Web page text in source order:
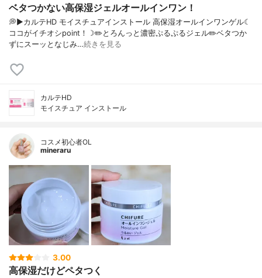
ベタつかない高保湿ジェルオールインワン！
💭▶️カルテHD モイスチュアインストール 高保湿オールインワンゲル☾
ココがイチオシpoint！☽✏️とろんっと濃密ぷるぷるジェル✏️ベタつか
ずにスーッとなじみ…続きを見る
カルテHD
モイスチュア インストール
コスメ初心者OL
mineraru
3.00
高保湿だけどペタつく